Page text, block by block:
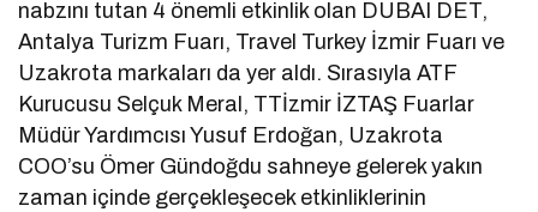
nabzını tutan 4 önemli etkinlik olan DUBAI DET,
Antalya Turizm Fuarı, Travel Turkey İzmir Fuarı ve
Uzakrota markaları da yer aldı. Sırasıyla ATF
Kurucusu Selçuk Meral, TTİzmir İZTAŞ Fuarlar
Müdür Yardımcısı Yusuf Erdoğan, Uzakrota
COO’su Ömer Gündoğdu sahneye gelerek yakın
zaman içinde gerçekleşecek etkinliklerinin